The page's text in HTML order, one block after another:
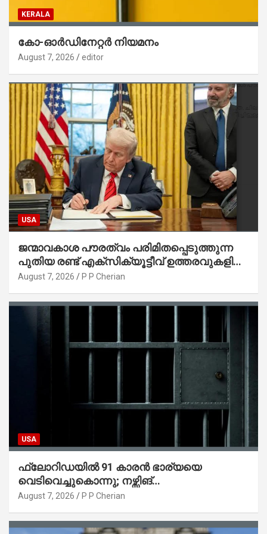
KERALA
കോ-ഓർഡിനേറ്റർ നിയമനം
August 7, 2026 editor
USA
ജന്മാവകാശ പൗരത്വം പരിമിതപ്പെടുത്തുന്ന
പുതിയ രണ്ട് എക്സിക്യൂട്ടീവ് ഉത്തരവുകളിൽ
ട്രംപ് ഒപ്പുവെച്ചു
August 7, 2026 P P Cherian
USA
ഫ്ലോറിഡയിൽ 91 കാരൻ ഭാര്യയെ
വെടിവെച്ചുകൊന്നു; നഴ്സിങ്
ഹോമിലാക്കില്ലെന്ന് നൽകിയ വാഗ്ദാനം
August 7, 2026 P P Cherian